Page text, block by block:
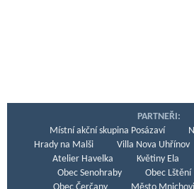
PARTNEŘI:
Místní akční skupina Posázaví
Hrady na Malši
Villa Nova Uhřínov
Atelier Havelka
Květiny Ela
Obec Senohraby
Obec Lštění